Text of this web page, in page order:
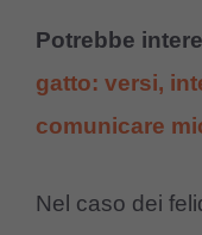
Potrebbe
gatto: versi,
comunicare
Nel caso dei